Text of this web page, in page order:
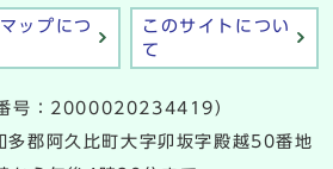
ップにつ
このサイトについ
て
番号：2000020234419）
郡阿久比町大字卯坂字殿越50番地